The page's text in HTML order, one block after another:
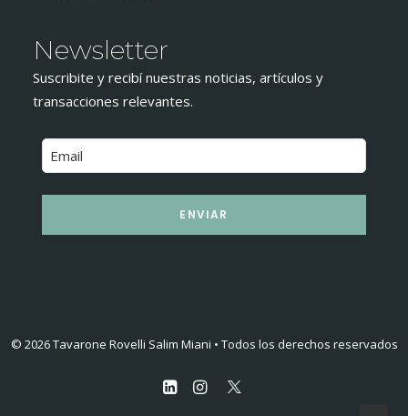
Newsletter
Suscribite y recibí nuestras noticias, artículos y
transacciones relevantes.
ENVIAR
© 2026 Tavarone Rovelli Salim Miani • Todos los derechos reservados